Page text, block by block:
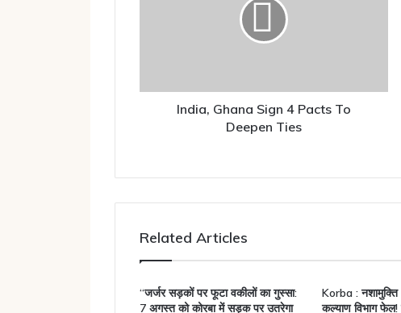
India, Ghana Sign 4 Pacts To
Deepen Ties
Related Articles
“जर्जर सड़कों पर फूटा वकीलों का गुस्सा:
7 अगस्त को कोरबा में सड़क पर उतरेगा
Korba : नशामुक्ति
कल्याण विभाग